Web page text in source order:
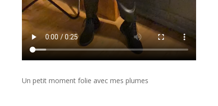
Un petit moment folie avec mes plumes